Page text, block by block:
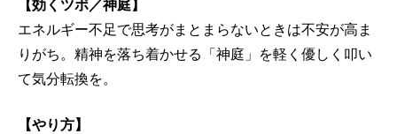
【効くツボ／神庭】
エネルギー不足で思考がまとまらないときは不安が高ま
りがち。精神を落ち着かせる「神庭」を軽く優しく叩い
て気分転換を。
【やり方】